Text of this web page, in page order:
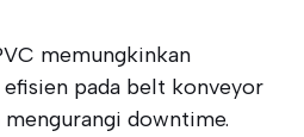
memungkinkan
pada belt konveyor
mengurangi downtime.